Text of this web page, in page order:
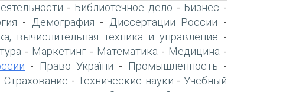
- Библиотечное дело - Бизнес -
- Демография - Диссертации России -
вычислительная техника и управление -
- Маркетинг - Математика - Медицина -
- Право України - Промышленность -
Страхование -Технические науки -Учебный